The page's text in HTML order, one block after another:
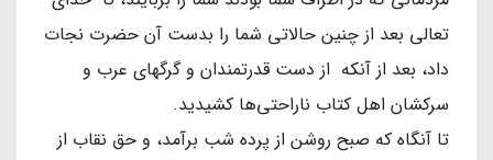
تعالی بعد از چنین حالاتی شما را بدست آن حضرت نجات
داد، بعد از آنکه از دست قدرتمندان و گرگهای عرب و
سرکشان اهل کتاب ناراحتی‌ها کشیدید.
تا آنگاه که صبح روشن از پرده شب برآمد، و حق نقاب از